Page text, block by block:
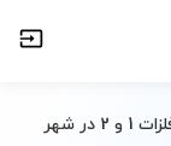
لیست بهترین اساتید تدریس خصوصی استخراج فلزات 1 و 2 در شهر